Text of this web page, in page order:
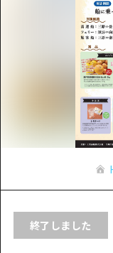
お
ア
イ
グ
サ
シ
ナ
世
モ
広
あ
広
安
備
スポ
ス
広
安
備
備
宮
イベ
旬情
お役
ア
二
終了しました